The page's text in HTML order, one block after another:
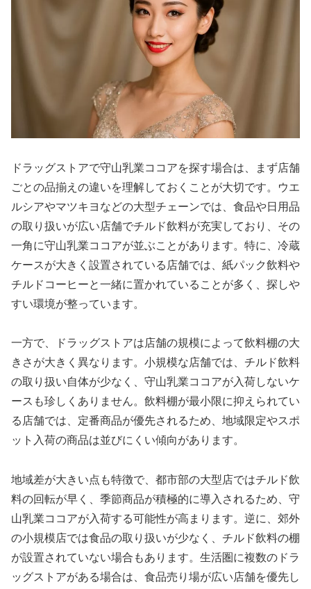
ドラッグストアで守山乳業ココアを探す場合は、まず店舗
ごとの品揃えの違いを理解しておくことが大切です。ウエ
ルシアやマツキヨなどの大型チェーンでは、食品や日用品
の取り扱いが広い店舗でチルド飲料が充実しており、その
一角に守山乳業ココアが並ぶことがあります。特に、冷蔵
ケースが大きく設置されている店舗では、紙パック飲料や
チルドコーヒーと一緒に置かれていることが多く、探しや
すい環境が整っています。
一方で、ドラッグストアは店舗の規模によって飲料棚の大
きさが大きく異なります。小規模な店舗では、チルド飲料
の取り扱い自体が少なく、守山乳業ココアが入荷しないケ
ースも珍しくありません。飲料棚が最小限に抑えられてい
る店舗では、定番商品が優先されるため、地域限定やスポ
ット入荷の商品は並びにくい傾向があります。
地域差が大きい点も特徴で、都市部の大型店ではチルド飲
料の回転が早く、季節商品が積極的に導入されるため、守
山乳業ココアが入荷する可能性が高まります。逆に、郊外
の小規模店では食品の取り扱いが少なく、チルド飲料の棚
が設置されていない場合もあります。生活圏に複数のドラ
ッグストアがある場合は、食品売り場が広い店舗を優先し